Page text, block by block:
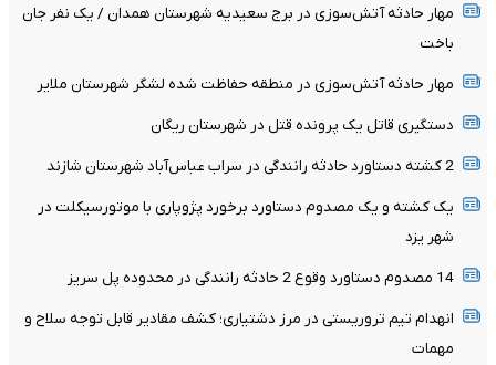
مهار حادثه آتش‌سوزی در برج سعیدیه شهرستان همدان / یک نفر جان
باخت
مهار حادثه آتش‌سوزی در منطقه حفاظت شده لشگر شهرستان ملایر
دستگیری قاتل یک پرونده قتل در شهرستان ریگان
2 کشته دستاورد حادثه رانندگی در سراب عباس‌آباد شهرستان شازند
یک کشته و یک مصدوم دستاورد برخورد پژوپاری با موتورسیکلت در
شهر یزد
14 مصدوم دستاورد وقوع 2 حادثه رانندگی در محدوده پل سریز
انهدام تیم تروریستی در مرز دشتیاری؛ کشف مقادیر قابل توجه سلاح و
مهمات